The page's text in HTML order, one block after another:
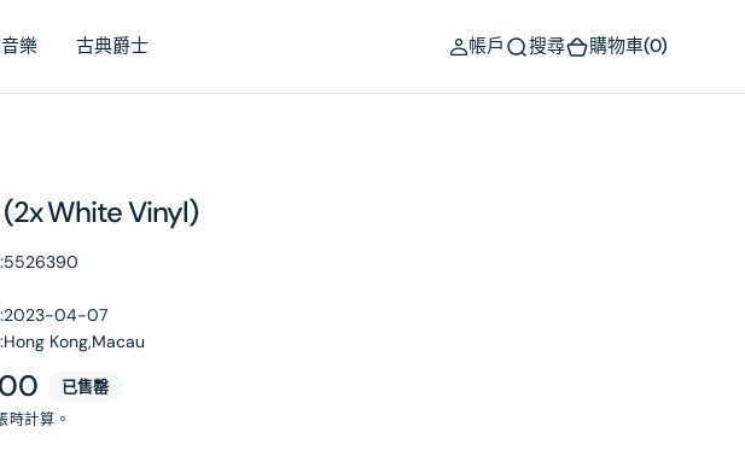
樂 古典爵士 帳戶 搜尋 購物車(0)
White Vinyl)
5526390
2023-04-07
Hong Kong,Macau
已售罄
時計算。